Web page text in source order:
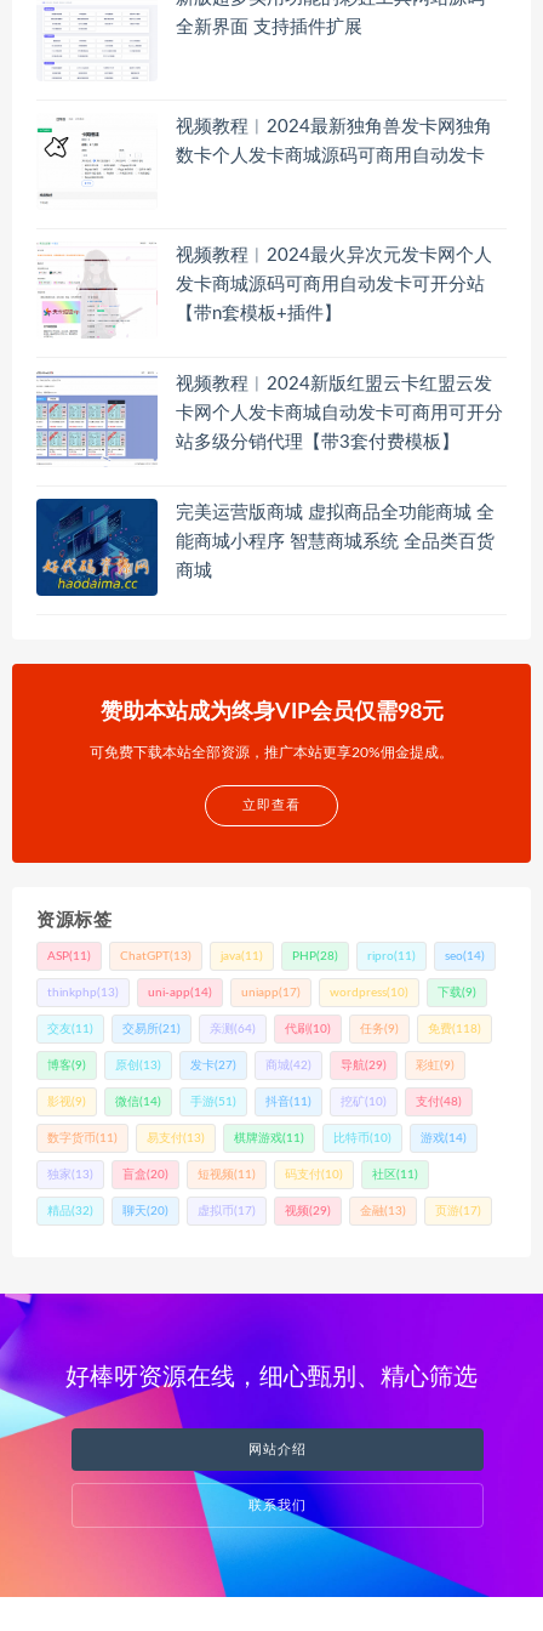
全新界面 支持插件扩展
视频教程︱2024最新独角兽发卡网独角
数卡个人发卡商城源码可商用自动发卡
视频教程︱2024最火异次元发卡网个人
发卡商城源码可商用自动发卡可开分站
【带n套模板+插件】
视频教程︱2024新版红盟云卡红盟云发
卡网个人发卡商城自动发卡可商用可开分
站多级分销代理【带3套付费模板】
完美运营版商城 虚拟商品全功能商城 全
能商城小程序 智慧商城系统 全品类百货
商城
赞助本站成为终身VIP会员仅需98元
可免费下载本站全部资源，推广本站更享20%佣金提成。
立即查看
资源标签
ASP(11) ChatGPT(13) java(11) PHP(28) ripro(11) seo(14)
thinkphp(13) uni-app(14) uniapp(17) wordpress(10) 下载(9)
交友(11) 交易所(21) 亲测 (64) 代刷 (10) 任务(9) 免费(118)
博客(9) 原创 (13) 发卡(27) 商城(42) 导航(29) 彩虹(9)
影视(9) 微信(14) 手游(51) 抖音(11) 挖矿(10) 支付(48)
数字货币(11) 易支付(13) 棋牌游戏(11) 比特币(10) 游戏(14)
独家(13) 盲盒(20) 短视频(11) 码支付(10) 社区(11)
精品(32) 聊天(20) 虚拟币(17) 视频(29) 金融(13) 页游(17)
好棒呀资源在线，细心甄别、精心筛选
网站介绍
联系我们